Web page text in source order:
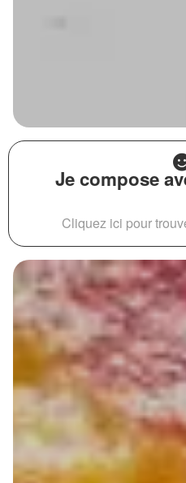
Je compose
Cliquez ici pour